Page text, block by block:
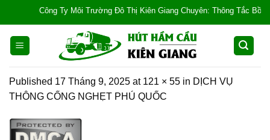
content
Công Ty Môi Trường Đô Thị Kiên Giang Chuyên: Thông Tắc Bồn
Published 17 Tháng 9, 2025 at 121 × 55 in DỊCH VỤ
THÔNG CỐNG NGHẸT PHÚ QUỐC